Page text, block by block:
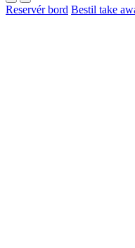
Reservér bord Bestil take